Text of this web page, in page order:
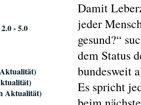
Damit
jeder
gesund?“
dem Status
bundesweit
Es spricht
- 5.0
Aktualität)